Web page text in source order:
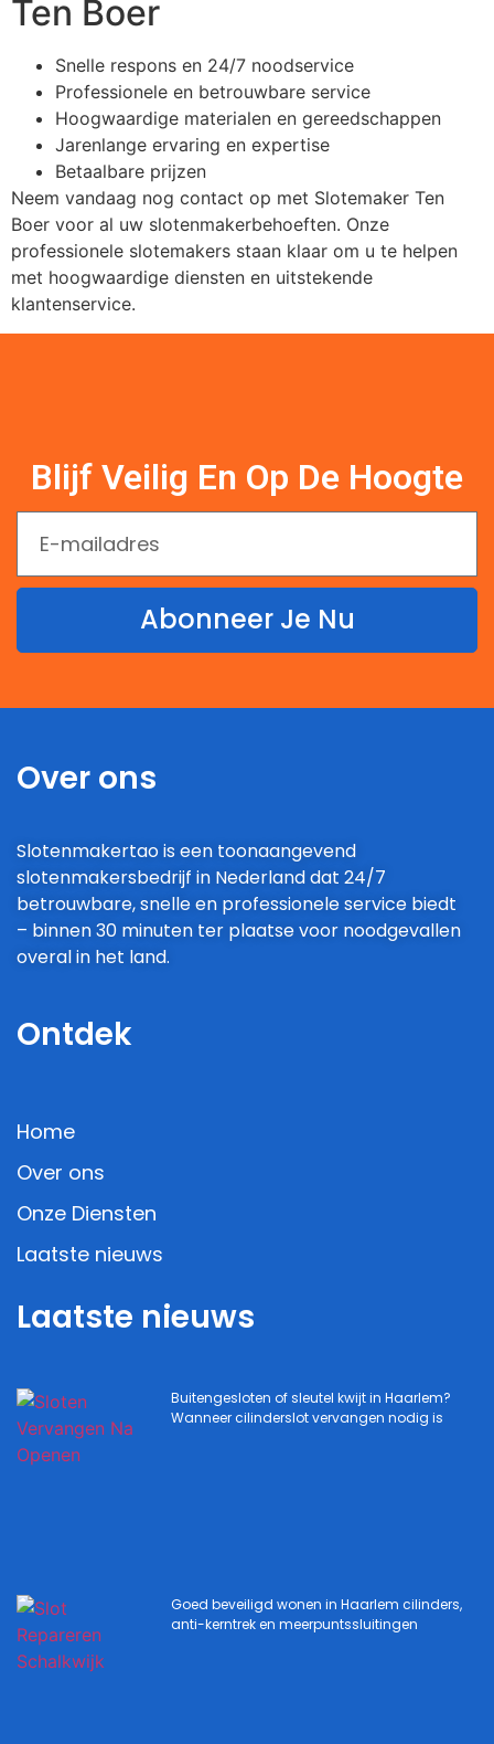
Ten Boer
Snelle respons en 24/7 noodservice
Professionele en betrouwbare service
Hoogwaardige materialen en gereedschappen
Jarenlange ervaring en expertise
Betaalbare prijzen
Neem vandaag nog contact op met Slotemaker Ten
Boer voor al uw slotenmakerbehoeften. Onze
professionele slotemakers staan klaar om u te helpen
met hoogwaardige diensten en uitstekende
klantenservice.
Blijf Veilig En Op De Hoogte
Abonneer Je Nu
Over ons
Slotenmakertao is een toonaangevend
slotenmakersbedrijf in Nederland dat 24/7
betrouwbare, snelle en professionele service biedt
– binnen 30 minuten ter plaatse voor noodgevallen
overal in het land.
Ontdek
Home
Over ons
Onze Diensten
Laatste nieuws
Laatste nieuws
Buitengesloten of sleutel kwijt in Haarlem?
Wanneer cilinderslot vervangen nodig is
Goed beveiligd wonen in Haarlem cilinders,
anti-kerntrek en meerpuntssluitingen